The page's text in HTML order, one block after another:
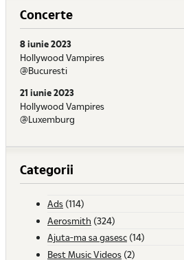
Concerte
8 iunie 2023
Hollywood Vampires
@Bucuresti
21 iunie 2023
Hollywood Vampires
@Luxemburg
Categorii
Ads (114)
Aerosmith (324)
Ajuta-ma sa gasesc (14)
Best Music Videos (2)